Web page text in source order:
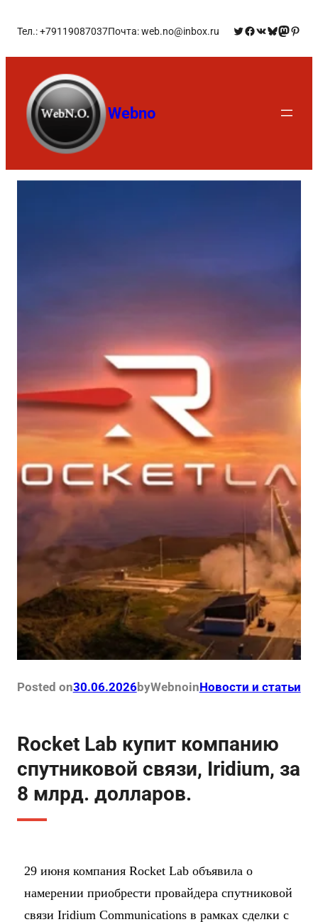
Тел.: +79119087037Почта: web.no@inbox.ru
Webno
Posted on30.06.2026byWebnoinНовости и статьи
Rocket Lab купит компанию
спутниковой связи, Iridium, за
8 млрд. долларов.
29 июня компания Rocket Lab объявила о
намерении приобрести провайдера спутниковой
связи Iridium Communications в рамках сделки с